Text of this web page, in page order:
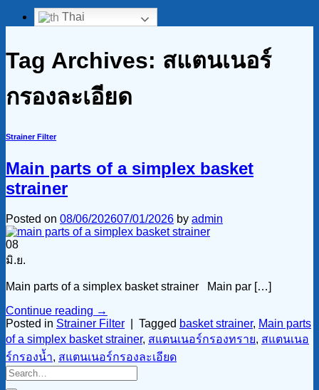
Thai
Tag Archives: สแตนเนอร์
กรองละเอียด
Strainer Filter
Main parts of a simplex basket
strainer
Posted on 08/06/202607/01/2026 by admin
08
มิ.ย.
Main parts of a simplex basket strainer Main par […]
Continue reading →
Posted in Strainer Filter Tagged basket strainer, Main parts
of a simplex basket strainer, สแตนเนอร์กรองทราย, สแตนเนอ
ร์กรองน้ำ, สแตนเนอร์กรองละเอียด